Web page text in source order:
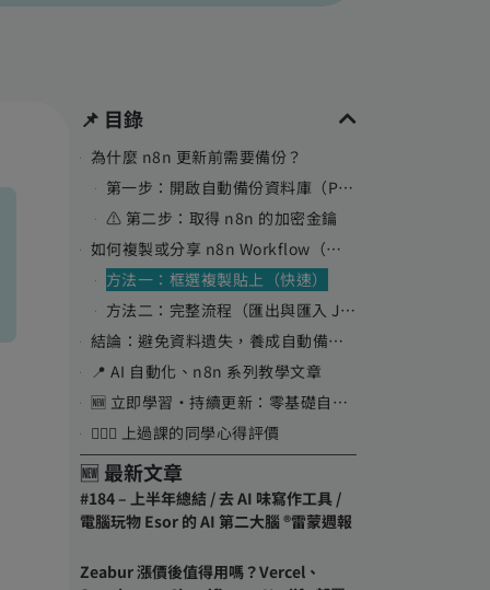
📌 目錄
為什麼 n8n 更新前需要備份？
第一步：開啟自動備份資料庫（PostgreSQL）
⚠️ 第二步：取得 n8n 的加密金鑰
如何複製或分享 n8n Workflow（工作流）？
方法一：框選複製貼上（快速）
方法二：完整流程（匯出與匯入 JSON）
結論：避免資料遺失，養成自動備份習慣
📍 AI 自動化、n8n 系列教學文章
🆕 立即學習・持續更新：零基礎自動化入門課
🙋🏼‍♂️ 上過課的同學心得評價
🆕 最新文章
#184 – 上半年總結 / 去 AI 味寫作工具 /
電腦玩物 Esor 的 AI 第二大腦 ®️雷蒙週報
Zeabur 漲價後值得用嗎？Vercel、